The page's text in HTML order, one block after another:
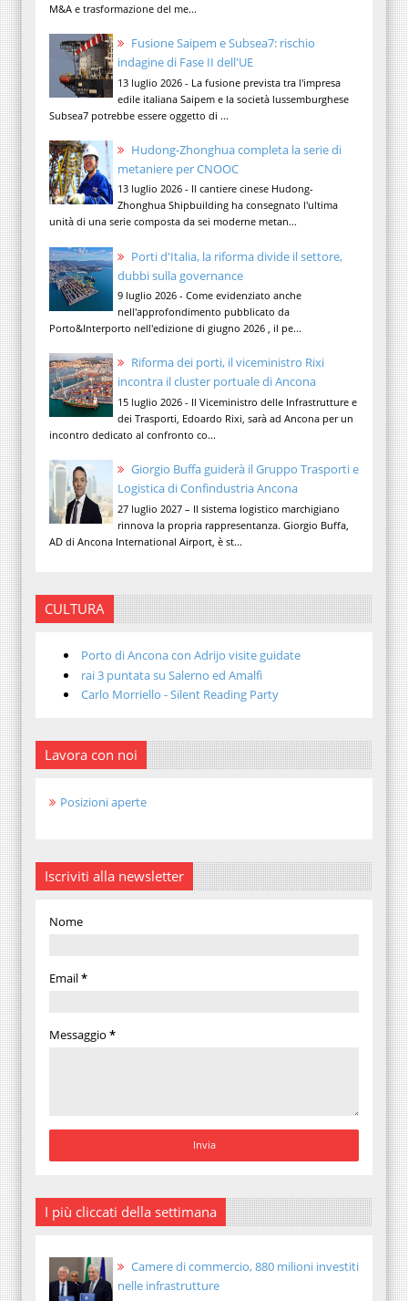
M&A e trasformazione del me...
Fusione Saipem e Subsea7: rischio
indagine di Fase II dell'UE
13 luglio 2026 - La fusione prevista tra l'impresa
edile italiana Saipem e la società lussemburghese
Subsea7 potrebbe essere oggetto di ...
Hudong-Zhonghua completa la serie di
metaniere per CNOOC
13 luglio 2026 - Il cantiere cinese Hudong-
Zhonghua Shipbuilding ha consegnato l'ultima
unità di una serie composta da sei moderne metan...
Porti d'Italia, la riforma divide il settore,
dubbi sulla governance
9 luglio 2026 - Come evidenziato anche
nell'approfondimento pubblicato da
Porto&Interporto nell'edizione di giugno 2026 , il pe...
Riforma dei porti, il viceministro Rixi
incontra il cluster portuale di Ancona
15 luglio 2026 - Il Viceministro delle Infrastrutture e
dei Trasporti, Edoardo Rixi, sarà ad Ancona per un
incontro dedicato al confronto co...
Giorgio Buffa guiderà il Gruppo Trasporti e
Logistica di Confindustria Ancona
27 luglio 2027 – Il sistema logistico marchigiano
rinnova la propria rappresentanza. Giorgio Buffa,
AD di Ancona International Airport, è st...
CULTURA
Porto di Ancona con Adrijo visite guidate
rai 3 puntata su Salerno ed Amalfi
Carlo Morriello - Silent Reading Party
Lavora con noi
Posizioni aperte
Iscriviti alla newsletter
Nome
Email*
Messaggio *
I più cliccati della settimana
Camere di commercio, 880 milioni investiti
nelle infrastrutture